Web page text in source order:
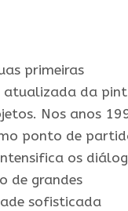
primeiras
atualizada da
Nos anos
ponto de
os
de grandes
sofisticada